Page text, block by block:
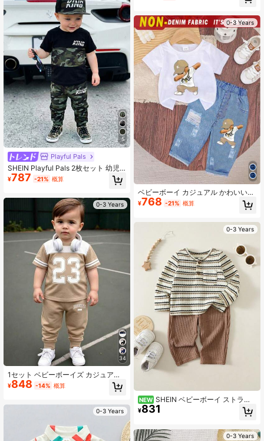
5
Playful Pals
SHEIN Playful Pals 2枚セット 幼児
男の子 迷彩柄アウトフィット ブラッ
ク サマー ストリートライフ カジュ
ション シティブレイク レタープリン
トTシャツとパンツセット
¥787 -21% 概算
0-3 Years
34
1セット ベビーボーイズ カジュアル
ファッション スポーティスタイル ナ
ンバー23とレターカリフォルニアプ
半袖Tシャツとカーキロングパンツア
ウトフィット、日常着とスポーツに
適しています
¥848 -14% 概算
0-3 Years
カーゴパンツセット、大きなポケッ
0-3 Years
ベビーボーイ カジュアル かわいい
快適 ベア柄 半袖トップス&柄パンツ
セット 軽量 夏用 2点セット
¥768 -21% 概算
0-3 Years
NEW SHEIN ベビーボーイ ストライ
プ柄 ニット ソフト クルーネック 長
袖プルオーバー トップス と 伸縮ウ
¥831
0-3 Years